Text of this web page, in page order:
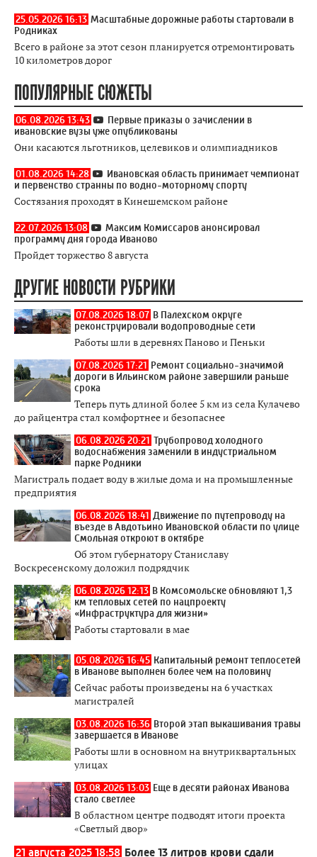
25.05.2026 16:13 Масштабные дорожные работы стартовали в
Родниках
Всего в районе за этот сезон планируется отремонтировать
10 километров дорог
ПОПУЛЯРНЫЕ СЮЖЕТЫ
06.08.2026 13:43
Первые приказы о зачислении в
ивановские вузы уже опубликованы
Они касаются льготников, целевиков и олимпиадников
01.08.2026 14:28
Ивановская область принимает чемпионат
и первенство странны по водно-моторному спорту
Состязания проходят в Кинешемском районе
22.07.2026 13:08
Максим Комиссаров анонсировал
программу дня города Иваново
Пройдет торжество 8 августа
ДРУГИЕ НОВОСТИ РУБРИКИ
07.08.2026 18:07 В Палехском округе
реконструировали водопроводные сети
Работы шли в деревнях Паново и Пеньки
07.08.2026 17:21 Ремонт социально-значимой
дороги в Ильинском районе завершили раньше
срока
Теперь путь длиной более 5 км из села Кулачево
до райцентра стал комфортнее и безопаснее
06.08.2026 20:21 Трубопровод холодного
водоснабжения заменили в индустриальном
парке Родники
Магистраль подает воду в жилые дома и на промышленные
предприятия
06.08.2026 18:41 Движение по путепроводу на
въезде в Авдотьино Ивановской области по улице
Смольная откроют в октябре
Об этом губернатору Станиславу
Воскресенскому доложил подрядчик
06.08.2026 12:13 В Комсомольске обновляют 1,3
км тепловых сетей по нацпроекту
«Инфраструктура для жизни»
Работы стартовали в мае
05.08.2026 16:45 Капитальный ремонт теплосетей
в Иванове выполнен более чем на половину
Сейчас работы произведены на 6 участках
магистралей
03.08.2026 16:36 Второй этап выкашивания травы
завершается в Иванове
Работы шли в основном на внутриквартальных
улицах
03.08.2026 13:03 Еще в десяти районах Иванова
стало светлее
В областном центре подводят итоги проекта
«Светлый двор»
21 августа 2025 18:58 Более 13 литров крови сдали